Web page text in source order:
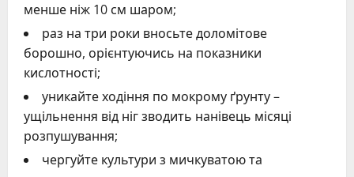
менше ніж 10 см шаром;
раз на три роки вносьте доломітове
борошно, орієнтуючись на показники
кислотності;
уникайте ходіння по мокрому ґрунту –
ущільнення від ніг зводить нанівець місяці
розпушування;
чергуйте культури з мичкуватою та